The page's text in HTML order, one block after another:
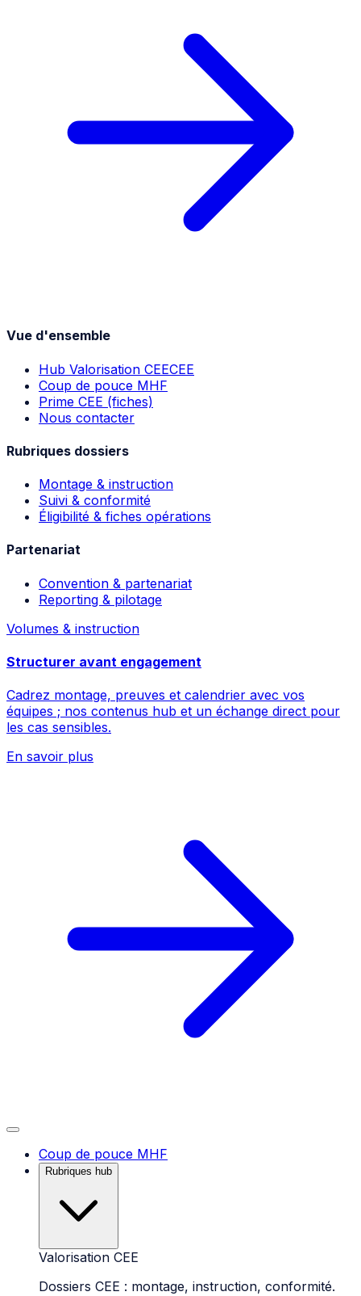
Vue d'ensemble
Hub Valorisation CEECEE
Coup de pouce MHF
Prime CEE (fiches)
Nous contacter
Rubriques dossiers
Montage & instruction
Suivi & conformité
Éligibilité & fiches opérations
Partenariat
Convention & partenariat
Reporting & pilotage
Volumes & instruction
Structurer avant engagement
Cadrez montage, preuves et calendrier avec vos
équipes ; nos contenus hub et un échange direct pour
les cas sensibles.
En savoir plus
Coup de pouce MHF
Rubriques hub
Valorisation CEE
Dossiers CEE : montage, instruction, conformité.